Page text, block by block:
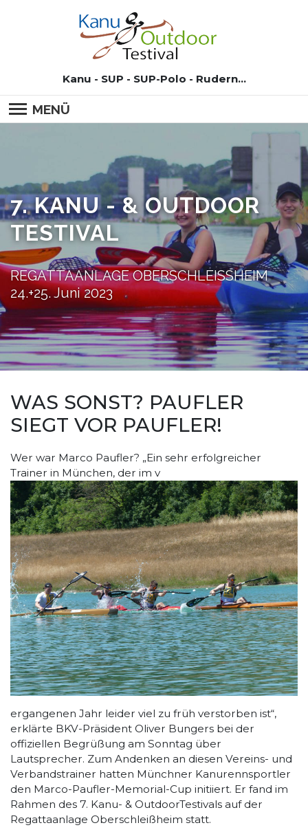
Kanu - SUP - SUP-Polo - Rudern...
MENÜ
WAS SONST? PAUFLER
SIEGT VOR PAUFLER!
Wer war Marco Paufler? „Ein sehr erfolgreicher
Trainer in München, der im v
ergangenen Jahr leider viel zu früh verstorben ist“,
erklärte BKV-Präsident Oliver Bungers bei der
offiziellen Begrüßung am Sonntag über
Lautsprecher. Zum Andenken an diesen Vereins- und
Verbandstrainer hatten Münchner Kanurennsportler
den Marco-Paufler-Memorial-Cup initiiert. Er fand im
Rahmen des 7. Kanu- & OutdoorTestivals auf der
Regattaanlage Oberschleißheim statt.